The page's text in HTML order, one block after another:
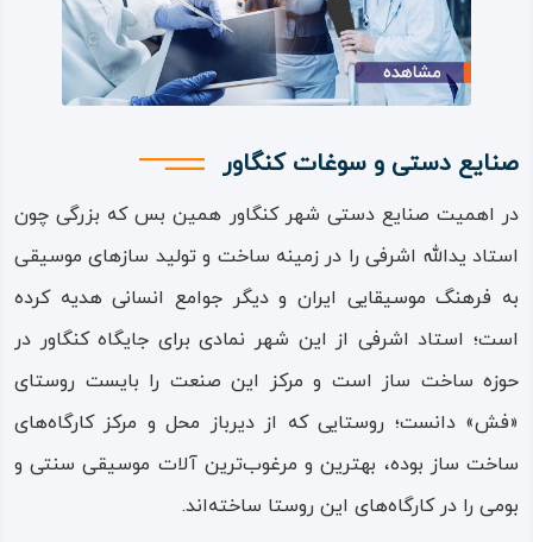
فرهنگ پوشش، خوراک و آواها، سازها و نغمه‌های موسیقیایی
موجود در زندگی مردم است.
این جلوه‌های فرهنگی و رنگین‌ کمانی، خود محصول و نتیجه
همان بافت متنوع در نژاد و زبان مردم کنگاور بوده که در طول
وجود قشرهایی از مردم که از نظر نژادی و مذهبی به آیین
یارسانی تعلق دارند، مقام‌های این قوم در موسیقی تنبور و
همسایگی آن با موسیقی بومی خود کنگاور باعث شده که کنگاور
مرکزی باشد برای کارگاه‌های سازسازی، اساتید موسیقی و
نوازندگان و خوانندگانی که با شعبده پنجه‌ها و اعجاز حنجره‌ها،
روح حاکم بر شهر را در نغمه‌های زیبا و اصیل غرقه نمایند.
در مورد سفره‌ آرایی بومی و فرهنگ غذاهای سنتی، شهر کنگاور
صنایع دستی و سوغات کنگاور
در اهمیت صنایع دستی شهر کنگاور همین بس که بزرگی چون
استاد یدالله اشرفی را در زمینه ساخت و تولید سازهای موسیقی
به فرهنگ موسیقایی ایران و دیگر جوامع انسانی هدیه کرده
است؛ استاد اشرفی از این شهر نمادی برای جایگاه کنگاور در
حوزه ساخت ساز است و مرکز این صنعت را بایست روستای
«فش» دانست؛ روستایی که از دیرباز محل و مرکز کارگاه‌های
ساخت ساز بوده، بهترین و مرغوب‌ترین آلات موسیقی سنتی و
بومی را در کارگاه‌های این روستا ساخته‌اند.